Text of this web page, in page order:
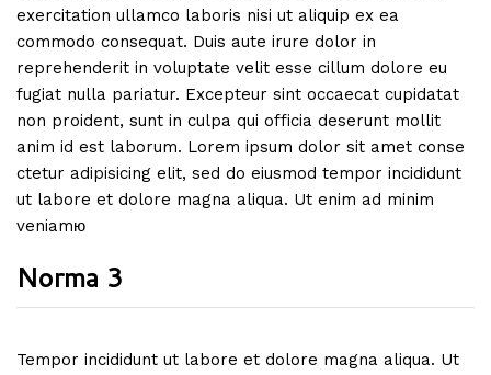
exercitation ullamco laboris nisi ut aliquip ex ea
commodo consequat. Duis aute irure dolor in
reprehenderit in voluptate velit esse cillum dolore eu
fugiat nulla pariatur. Excepteur sint occaecat cupidatat
non proident, sunt in culpa qui officia deserunt mollit
anim id est laborum. Lorem ipsum dolor sit amet conse
ctetur adipisicing elit, sed do eiusmod tempor incididunt
ut labore et dolore magna aliqua. Ut enim ad minim
veniamю
Norma 3
Tempor incididunt ut labore et dolore magna aliqua. Ut